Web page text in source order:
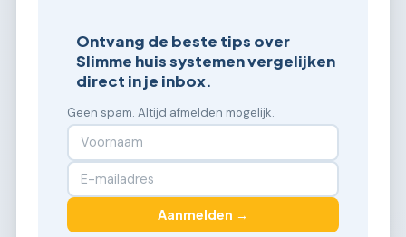
Ontvang de beste tips over
Slimme huis systemen vergelijken
direct in je inbox.
Geen spam. Altijd afmelden mogelijk.
Aanmelden →